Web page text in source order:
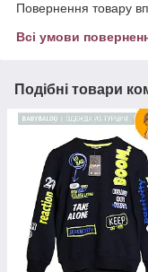
Повернення товару
Всі умови
Подібні товари